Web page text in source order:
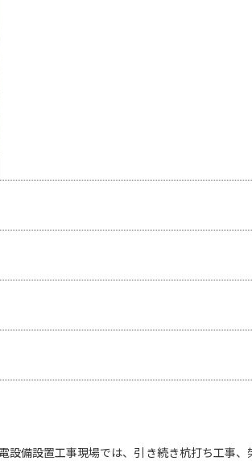
設備設置工事現場では、引き続き杭打ち工事